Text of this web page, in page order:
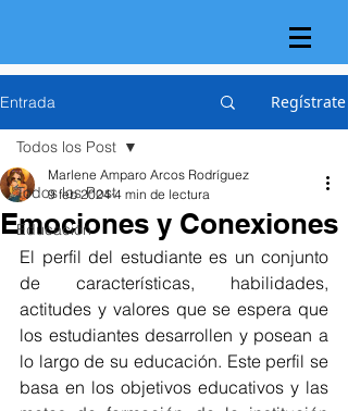
Entrada Regístrate
Todos los Post
Educación
Todos los Post
Emociones y Conexiones
Marlene Amparo Arcos Rodríguez
9 feb 2024 4 min de lectura
El perfil del estudiante es un conjunto
de características, habilidades,
actitudes y valores que se espera que
los estudiantes desarrollen y posean a
lo largo de su educación. Este perfil se
basa en los objetivos educativos y las